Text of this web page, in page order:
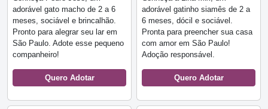
adorável gato macho de 2 a 6
meses, sociável e brincalhão.
Pronto para alegrar seu lar em
São Paulo. Adote esse pequeno
companheiro!
Quero Adotar
adorável gatinho siamês de 2 a
6 meses, dócil e sociável.
Pronta para preencher sua casa
com amor em São Paulo!
Adoção responsável.
Quero Adotar